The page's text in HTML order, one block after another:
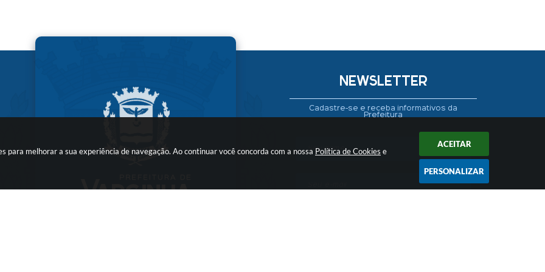
para melhorar a sua experiência de navegação. Ao continuar você concorda com a nossa Política de Cookies e
ACEITAR
PERSONALIZAR
NEWSLETTER
Cadastre-se e receba informativos da
Prefeitura